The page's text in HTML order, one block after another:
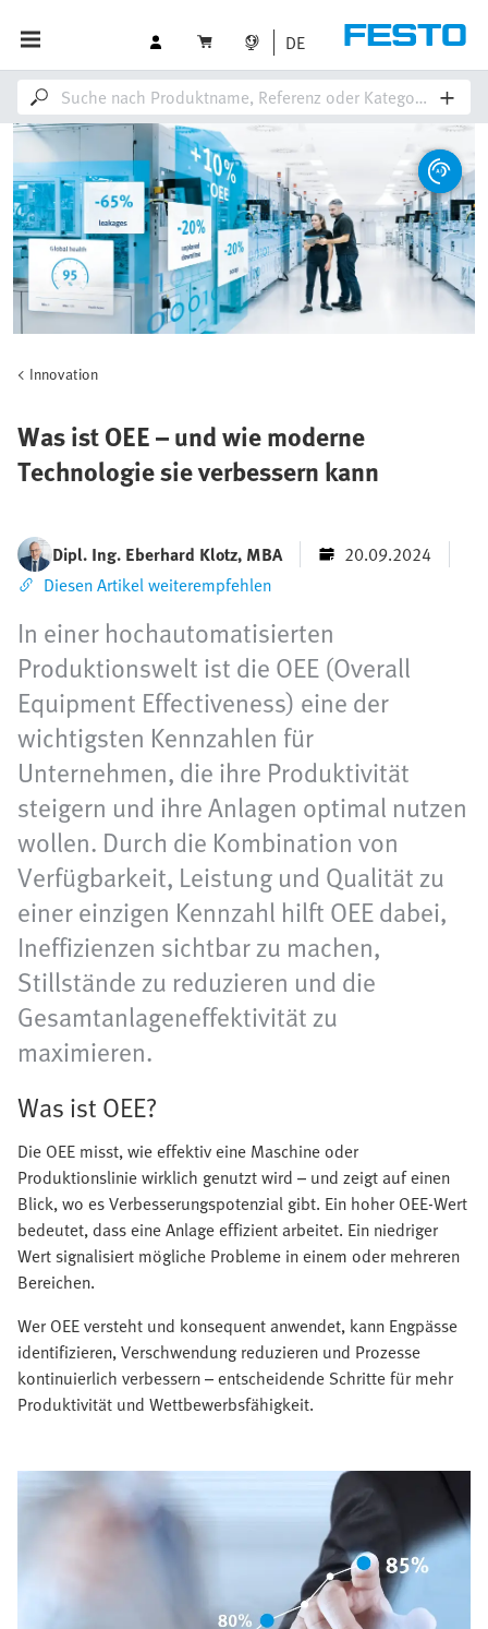
DE
Innovation
Was ist OEE – und wie moderne
Technologie sie verbessern kann
Dipl. Ing. Eberhard Klotz, MBA
20.09.2024
Diesen Artikel weiterempfehlen
In einer hochautomatisierten
Produktionswelt ist die OEE (Overall
Equipment Effectiveness) eine der
wichtigsten Kennzahlen für
Unternehmen, die ihre Produktivität
steigern und ihre Anlagen optimal nutzen
wollen. Durch die Kombination von
Verfügbarkeit, Leistung und Qualität zu
einer einzigen Kennzahl hilft OEE dabei,
Ineffizienzen sichtbar zu machen,
Stillstände zu reduzieren und die
Gesamtanlageneffektivität zu
maximieren.
Was ist OEE?
Die OEE misst, wie effektiv eine Maschine oder
Produktionslinie wirklich genutzt wird – und zeigt auf einen
Blick, wo es Verbesserungspotenzial gibt. Ein hoher OEE-Wert
bedeutet, dass eine Anlage effizient arbeitet. Ein niedriger
Wert signalisiert mögliche Probleme in einem oder mehreren
Bereichen.
Wer OEE versteht und konsequent anwendet, kann Engpässe
identifizieren, Verschwendung reduzieren und Prozesse
kontinuierlich verbessern – entscheidende Schritte für mehr
Produktivität und Wettbewerbsfähigkeit.